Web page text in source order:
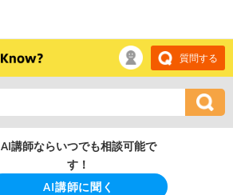
質問する
AI講師ならいつでも相談可能で
す！
AI講師に聞く